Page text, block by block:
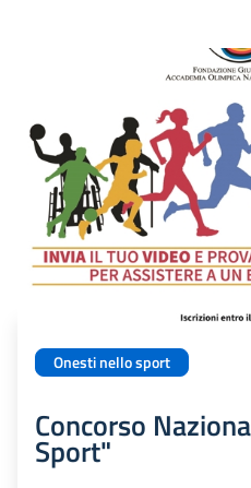
Onesti nello sport
Concorso
Sport"